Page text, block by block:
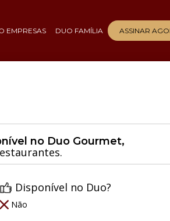
EMPRESAS DUO FAMÍLIA ASSINAR
no Duo Gourmet,
Disponível no Duo?
Não